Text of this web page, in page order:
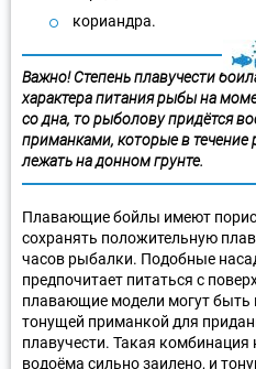
кориандра.
Важно! Степень плавучести
характера питания рыбы на
со дна, то рыболову придётся
приманками, которые в
лежать на донном грунте.
Плавающие бойлы имеют
сохранять положительную
часов рыбалки. Подобные
предпочитает питаться с
плавающие модели могут быть
тонущей приманкой для
плавучести. Такая комбинация
водоёма сильно заилено, и